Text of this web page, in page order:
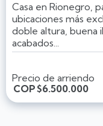
Casa en Rionegro,
ubicaciones más
doble altura, buena
acabados...
Precio de arriendo
COP$6.500.000